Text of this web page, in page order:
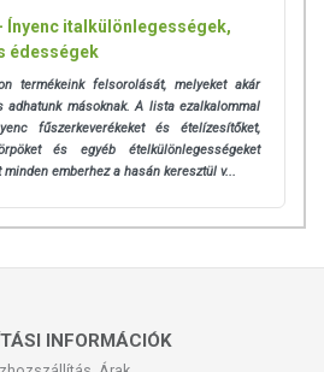
Ínyenc italkülönlegességek,
édességek
termékeink felsorolását, melyeket akár
adhatunk másoknak. A lista ezalkalommal
fűszerkeverékeket és ételízesítőket,
és egyéb ételkülönlegességeket
emberhez a hasán keresztül v...
INFORMÁCIÓK